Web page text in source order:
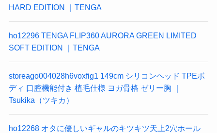
HARD EDITION ｜TENGA
ho12296 TENGA FLIP360 AURORA GREEN LIMITED
SOFT EDITION ｜TENGA
storeago004028h6voxfig1 149cm シリコンヘッド TPEボ
ディ 口腔機能付き 植毛仕様 ヨガ骨格 ゼリー胸 ｜
Tsukika（ツキカ）
ho12268 オタに優しいギャルのキツキツ天上2穴ホール